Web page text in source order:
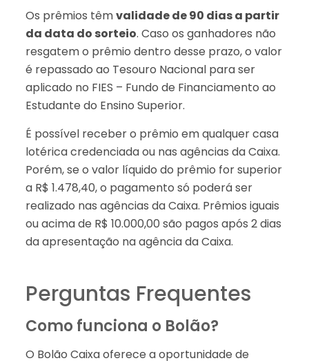
Os prêmios têmvalidade de 90 dias a partir
da data do sorteio. Caso os ganhadores não
resgatem o prêmio dentro desse prazo, o valor
é repassado ao Tesouro Nacional para ser
aplicado no FIES – Fundo de Financiamento ao
Estudante do Ensino Superior.
É possível receber o prêmio em qualquer casa
lotérica credenciada ou nas agências da Caixa.
Porém, se o valor líquido do prêmio for superior
a R$ 1.478,40, o pagamento só poderá ser
realizado nas agências da Caixa. Prêmios iguais
ou acima de R$ 10.000,00 são pagos após 2 dias
da apresentação na agência da Caixa.
Perguntas Frequentes
Como funciona o Bolão?
O Bolão Caixa oferece a oportunidade de